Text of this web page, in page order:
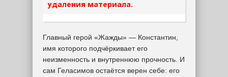
удаления материала.
Главный герой «Жажды» — Константин,
имя которого подчёркивает его
неизменность и внутреннюю прочность. И
сам Геласимов остаётся верен себе: его